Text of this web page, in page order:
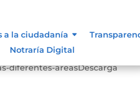
a la ciudadanía
Notraría Digital
decisiones en
diferentes-areasDescarga